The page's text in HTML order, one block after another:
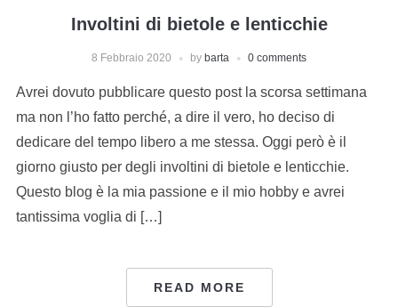
Involtini di bietole e lenticchie
8 Febbraio 2020 by barta 0 comments
Avrei dovuto pubblicare questo post la scorsa settimana
ma non l’ho fatto perché, a dire il vero, ho deciso di
dedicare del tempo libero a me stessa. Oggi però è il
giorno giusto per degli involtini di bietole e lenticchie.
Questo blog è la mia passione e il mio hobby e avrei
tantissima voglia di […]
READ MORE